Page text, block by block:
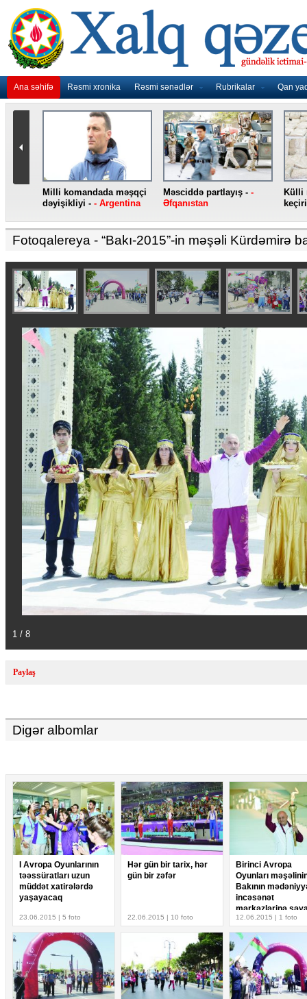
Ana səhifə Rəsmi xronika Rəsmi sənədlər Rubrikalar Qan
Milli komandada məşqçi
dəyişikliyi - - Argentina
Məsciddə partlayış - -
Əfqanıstan
Külli
Fotoqalereya - “Bakı-2015”-in məşəli Kürdəmirə
1 / 8
Paylaş
Digər albomlar
I Avropa Oyunlarının
təəssüratları uzun
müddət xatirələrdə
yaşayacaq
23.06.2015 | 5 foto
Hər gün bir tarix, hər
gün bir zəfər
22.06.2015 | 10 foto
Birinci Avropa
Oyunları
Bakının
incəsənət
mərkəzlərinə
12.06.2015 | 1 foto